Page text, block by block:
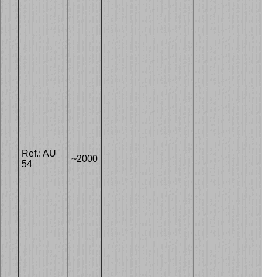
Ref.: AU
54
~2000